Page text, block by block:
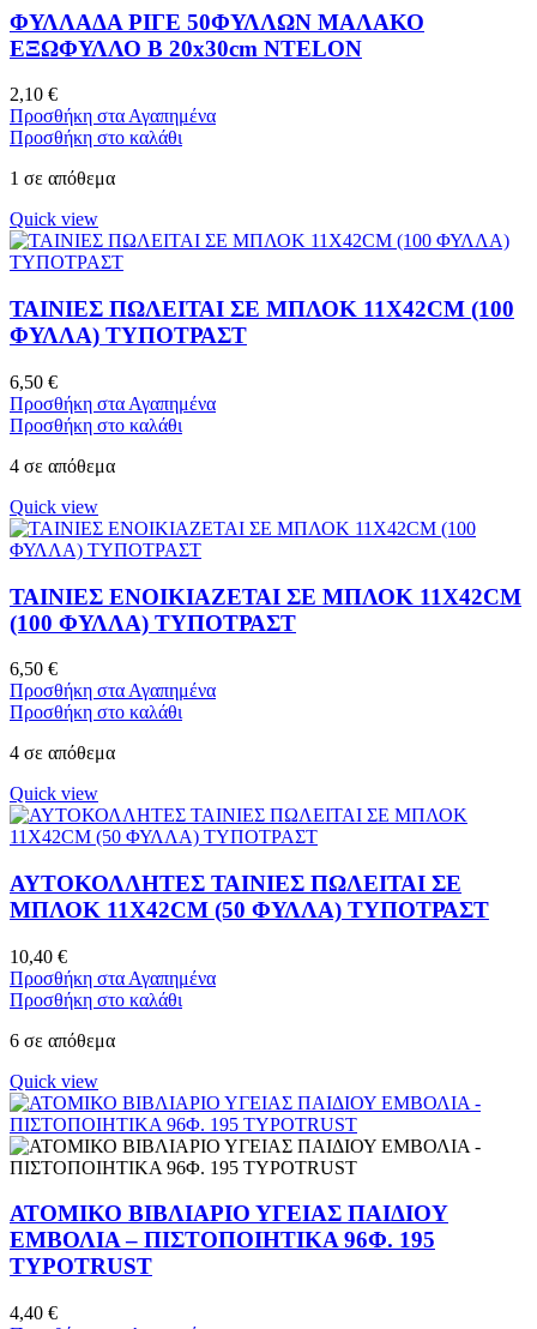
ΦΥΛΛΑΔΑ ΡΙΓΕ 50ΦΥΛΛΩΝ ΜΑΛΑΚΟ
ΕΞΩΦΥΛΛΟ Β 20x30cm NTELON
2,10 €
Προσθήκη στα Αγαπημένα
Προσθήκη στο καλάθι
1 σε απόθεμα
Quick view
ΤΑΙΝΙΕΣ ΠΩΛΕΙΤΑΙ ΣΕ ΜΠΛΟΚ 11X42CM (100
ΦΥΛΛΑ) ΤΥΠΟΤΡΑΣΤ
6,50 €
Προσθήκη στα Αγαπημένα
Προσθήκη στο καλάθι
4 σε απόθεμα
Quick view
ΤΑΙΝΙΕΣ ΕΝΟΙΚΙΑΖΕΤΑΙ ΣΕ ΜΠΛΟΚ 11X42CM
(100 ΦΥΛΛΑ) ΤΥΠΟΤΡΑΣΤ
6,50 €
Προσθήκη στα Αγαπημένα
Προσθήκη στο καλάθι
4 σε απόθεμα
Quick view
ΑΥΤΟΚΟΛΛΗΤΕΣ ΤΑΙΝΙΕΣ ΠΩΛΕΙΤΑΙ ΣΕ
ΜΠΛΟΚ 11X42CM (50 ΦΥΛΛΑ) ΤΥΠΟΤΡΑΣΤ
10,40 €
Προσθήκη στα Αγαπημένα
Προσθήκη στο καλάθι
6 σε απόθεμα
Quick view
ΑΤΟΜΙΚΟ ΒΙΒΛΙΑΡΙΟ ΥΓΕΙΑΣ ΠΑΙΔΙΟΥ
ΕΜΒΟΛΙΑ – ΠΙΣΤΟΠΟΙΗΤΙΚΑ 96Φ. 195
TYPOTRUST
4,40 €